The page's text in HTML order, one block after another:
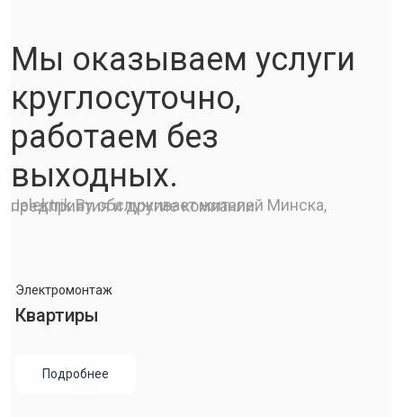
Мы оказываем услуги
круглосуточно,
работаем без
выходных.
Jelektrik.By обслуживает жителей Минска, предприятия и другие компании.
Электромонтаж
Квартиры
Подробнее